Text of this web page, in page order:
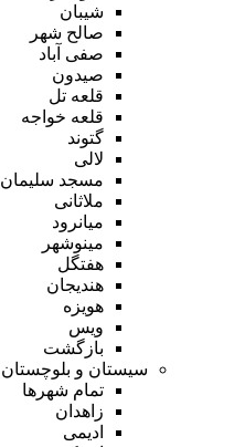
شیبان
صالح شهر
صفی آباد
صیدون
قلعه تل
قلعه خواجه
گتوند
لالی
مسجد سلیمان
ملاثانی
میانرود
مینوشهر
هفتگل
هندیجان
هویزه
ویس
بازگشت
سیستان و بلوچستان
تمام شهر‌ها
زاهدان
ادیمی